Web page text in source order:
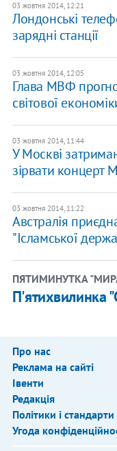
03 жовтня 2014, 12:21
Лондонські
зарядні станції
03 жовтня 2014, 12:05
Глава МВФ
світової
03 жовтня 2014, 11:44
У Москві
зірвати концерт
03 жовтня 2014, 11:22
Австралія
"Ісламської
ПЯТИМИНУТКА
П'ятихвилинка
Про нас
Реклама на сайті
Івенти
Редакція
Політики і стандарти
Угода